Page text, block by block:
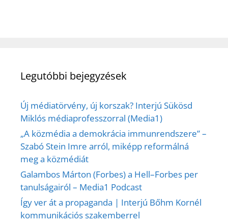
Legutóbbi bejegyzések
Új médiatörvény, új korszak? Interjú Sükösd
Miklós médiaprofesszorral (Media1)
„A közmédia a demokrácia immunrendszere” –
Szabó Stein Imre arról, miképp reformálná
meg a közmédiát
Galambos Márton (Forbes) a Hell–Forbes per
tanulságairól – Media1 Podcast
Így ver át a propaganda | Interjú Bőhm Kornél
kommunikációs szakemberrel